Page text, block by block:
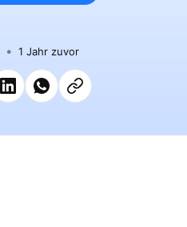
1 Jahr zuvor